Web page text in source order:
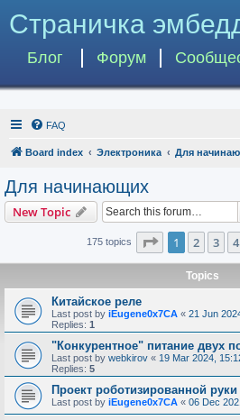
Страничка
Блог Форум
FAQ
Board index Электроника Для
Для начинающих
New Topic
175 topics Page 1of 7
1 2 3 4
Topics
Китайское реле
Last post by iEugene0x7CA « 21 Jun
Replies: 1
"Конкурентное" питание двух
Last post by webkirov « 19 Mar 2024,
Replies: 5
Проект роботизированной руки
Last post by iEugene0x7CA « 06 Dec